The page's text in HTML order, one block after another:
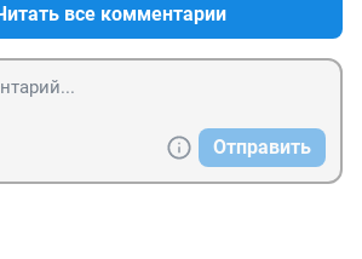
все комментарии
Отправить